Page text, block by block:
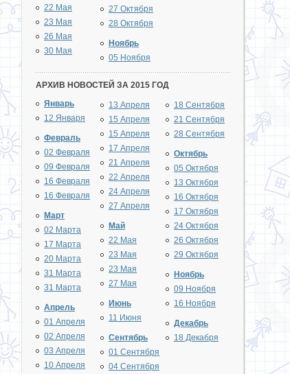
22 Мая
23 Мая
26 Мая
30 Мая
27 Октября
28 Октября
Ноябрь
05 Ноября
АРХИВ НОВОСТЕЙ ЗА 2015 ГОД
Январь
12 Января
Февраль
02 Февраля
09 Февраля
16 Февраля
16 Февраля
Март
02 Марта
17 Марта
20 Марта
31 Марта
31 Марта
Апрель
01 Апреля
02 Апреля
03 Апреля
10 Апреля
13 Апреля
15 Апреля
15 Апреля
17 Апреля
21 Апреля
22 Апреля
24 Апреля
27 Апреля
Май
22 Мая
23 Мая
23 Мая
27 Мая
Июнь
11 Июня
Сентябрь
01 Сентября
04 Сентября
18 Сентября
21 Сентября
28 Сентября
Октябрь
05 Октября
13 Октября
16 Октября
17 Октября
24 Октября
26 Октября
29 Октября
Ноябрь
09 Ноября
16 Ноября
Декабрь
18 Декабря